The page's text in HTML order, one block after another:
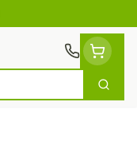
Zoek